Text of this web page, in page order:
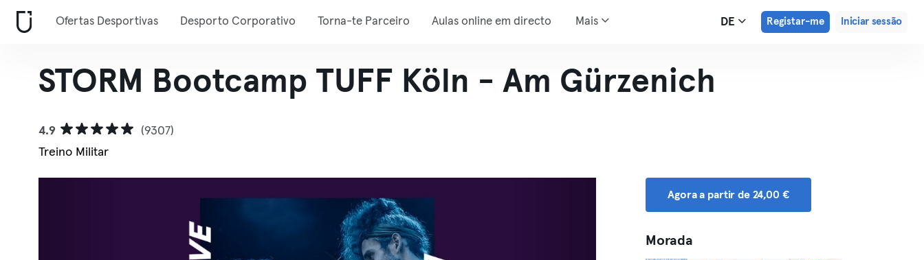
Ofertas Desportivas Desporto Corporativo Torna-te Parceiro Aulas online em directo Mais DE Registar-me Iniciar sessão
STORM Bootcamp TUFF Köln - Am Gürzenich
4.9
(9307)
Treino Militar
Agora a partir de 24,00 €
Morada